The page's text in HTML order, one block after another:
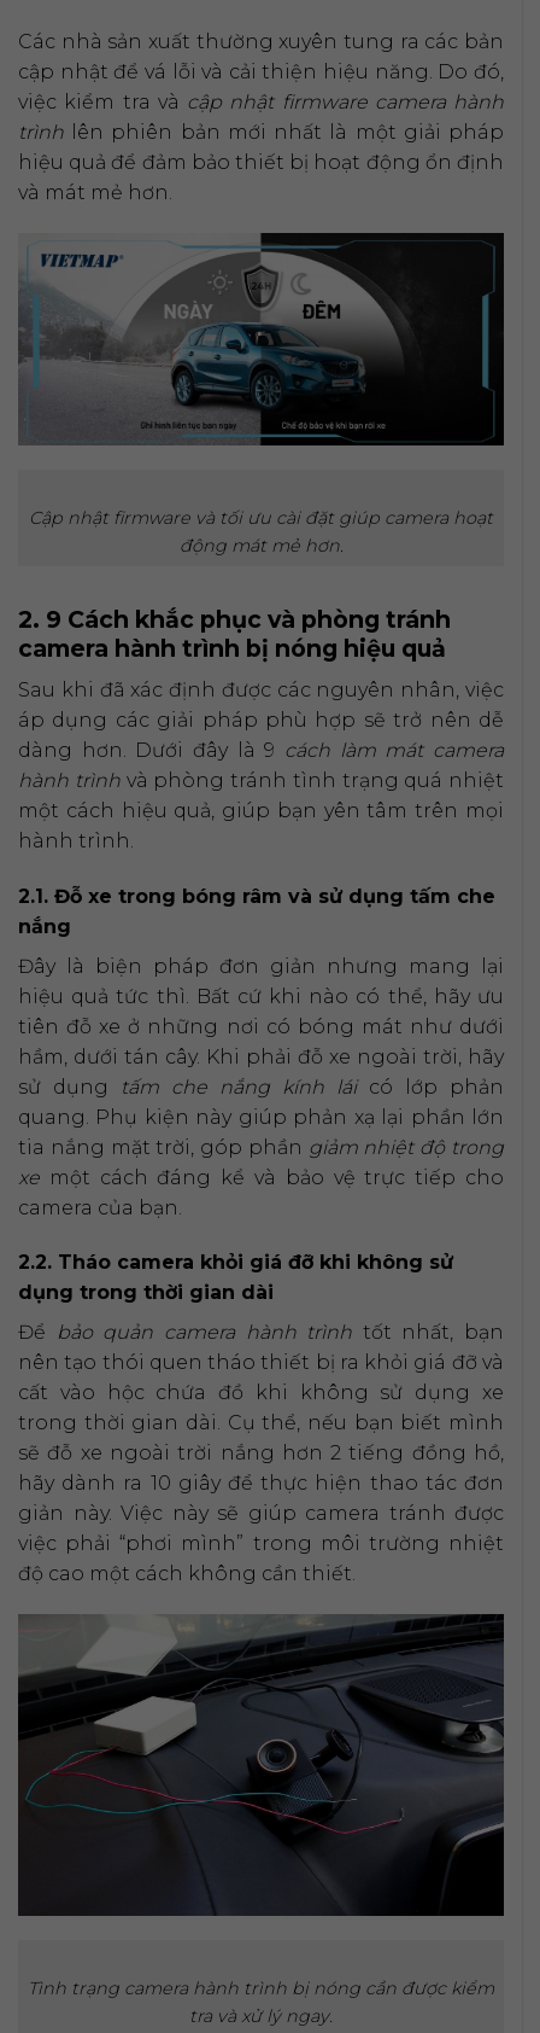
Các nhà sản xuất thường xuyên tung ra các bản
cập nhật để vá lỗi và cải thiện hiệu năng. Do đó,
việc kiểm tra và cập nhật firmware camera hành
trình lên phiên bản mới nhất là một giải pháp
hiệu quả để đảm bảo thiết bị hoạt động ổn định
và mát mẻ hơn.
Cập nhật firmware và tối ưu cài đặt giúp camera hoạt
động mát mẻ hơn.
2. 9 Cách khắc phục và phòng tránh
camera hành trình bị nóng hiệu quả
Sau khi đã xác định được các nguyên nhân, việc
áp dụng các giải pháp phù hợp sẽ trở nên dễ
dàng hơn. Dưới đây là 9 cách làm mát camera
hành trìnhvà phòng tránh tình trạng quá nhiệt
một cách hiệu quả, giúp bạn yên tâm trên mọi
hành trình.
2.1. Đỗ xe trong bóng râm và sử dụng tấm che
nắng
Đây là biện pháp đơn giản nhưng mang lại
hiệu quả tức thì. Bất cứ khi nào có thể, hãy ưu
tiên đỗ xe ở những nơi có bóng mát như dưới
hầm, dưới tán cây. Khi phải đỗ xe ngoài trời, hãy
sử dụng
tấm che nắng kính láicó lớp phản
quang. Phụ kiện này giúp phản xạ lại phần lớn
tia nắng mặt trời, góp phần giảm nhiệt độ trong
xe một cách đáng kể và bảo vệ trực tiếp cho
camera của bạn.
2.2. Tháo camera khỏi giá đỡ khi không sử
dụng trong thời gian dài
Để
bảo quản camera hành trình tốt nhất, bạn
nên tạo thói quen tháo thiết bị ra khỏi giá đỡ và
cất vào hộc chứa đồ khi không sử dụng xe
trong thời gian dài. Cụ thể, nếu bạn biết mình
sẽ đỗ xe ngoài trời nắng hơn 2 tiếng đồng hồ,
hãy dành ra 10 giây để thực hiện thao tác đơn
giản này. Việc này sẽ giúp camera tránh được
việc phải “phơi mình” trong môi trường nhiệt
độ cao một cách không cần thiết.
Tình trạng camera hành trình bị nóng cần được kiểm
tra và xử lý ngay.